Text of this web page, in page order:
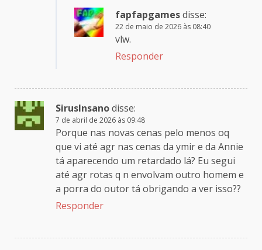
fapfapgamesdisse:
22 de maio de 2026 às 08:40
vlw.
Responder
SirusInsanodisse:
7 de abril de 2026 às 09:48
Porque nas novas cenas pelo menos oq
que vi até agr nas cenas da ymir e da Annie
tá aparecendo um retardado lá? Eu segui
até agr rotas q n envolvam outro homem e
a porra do outor tá obrigando a ver isso??
Responder